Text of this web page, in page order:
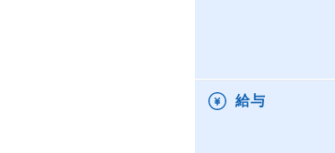
給与